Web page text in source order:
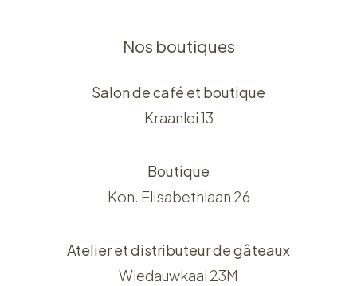
Nos boutiques
Salon de café et boutique
Kraanlei 13
Boutique
Kon. Elisabethlaan 26
Atelier et distributeur de gâteaux
Wiedauwkaai 23M